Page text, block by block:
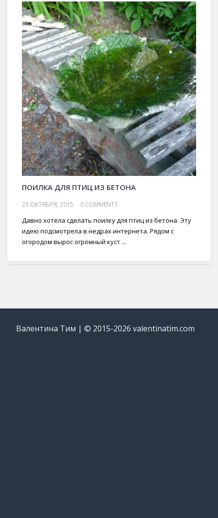
ПОИЛКА ДЛЯ ПТИЦ ИЗ БЕТОНА
23 ОКТЯБРЯ, 2015 0 COMMENTS
Давно хотела сделать поилку для птиц из бетона. Эту
идею подсмотрела в недрах интернета. Рядом с
огородом вырос огромный куст ...
Валентина Тим | © 2015-2026 valentinatim.com